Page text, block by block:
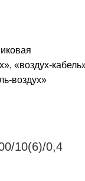
«воздух-
воздух»
10(6)/0,4